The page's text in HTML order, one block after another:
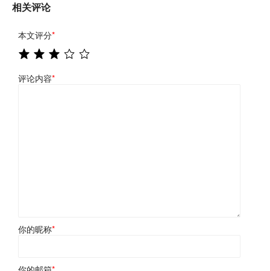
相关评论
本文评分*
评论内容*
你的昵称*